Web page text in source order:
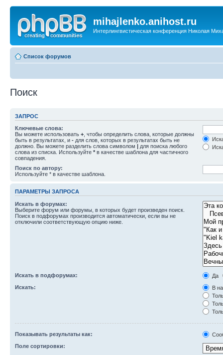
mihajlenko.anihost.ru
Интерлингвистическая конференция Николая
Список форумов
Поиск
ЗАПРОС
Ключевые слова:
Вы можете использовать + , чтобы определить слова, которые должны
быть в результатах, и - для слов, которых в результатах быть не
должно. Вы можете разделить слова символом | для поиска любого
слова из списка. Используйте * в качестве шаблона для частичного
совпадения.
Поиск по автору:
Используйте * в качестве шаблона.
ПАРАМЕТРЫ ЗАПРОСА
Искать в форумах:
Выберите форум или форумы, в которых будет произведен поиск.
Поиск в подфорумах производится автоматически, если вы не
отключили соответствующую опцию ниже.
Искать в подфорумах:
Да
Искать:
В
Показывать результаты как:
Поле сортировки: